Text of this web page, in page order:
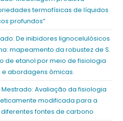
termofísicas de líquidos
profundos”
De inibidores lignocelulósicos
mapeamento da robustez de S.
de etanol por meio de fisiologia
abordagens ômicas.
Avaliação da fisiologia
modificada para a
fontes de carbono